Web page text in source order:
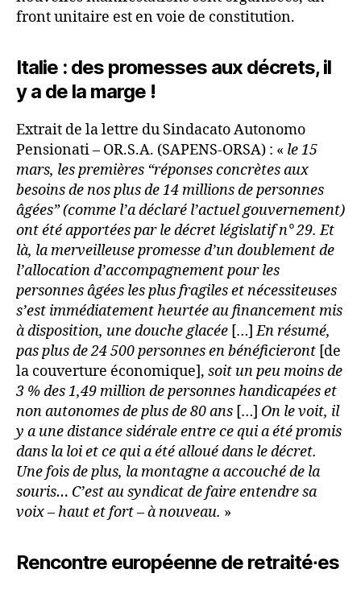
front unitaire est en voie de constitution.
Italie : des promesses aux décrets, il
y a de la marge !
Extrait de la lettre du Sindacato Autonomo
Pensionati – OR.S.A. (SAPENS-ORSA) : « le 15
mars, les premières “réponses concrètes aux
besoins de nos plus de 14 millions de personnes
âgées” (comme l’a déclaré l’actuel gouvernement)
ont été apportées par le décret législatif n° 29. Et
là, la merveilleuse promesse d’un doublement de
l’allocation d’accompagnement pour les
personnes âgées les plus fragiles et nécessiteuses
s’est immédiatement heurtée au financement mis
à disposition, une douche glacée […]En résumé,
pas plus de 24 500 personnes en bénéficieront [de
la couverture économique], soit un peu moins de
3 % des 1,49 million de personnes handicapées et
non autonomes de plus de 80 ans […] On le voit, il
y a une distance sidérale entre ce qui a été promis
dans la loi et ce qui a été alloué dans le décret.
Une fois de plus, la montagne a accouché de la
souris… C’est au syndicat de faire entendre sa
voix – haut et fort – à nouveau. »
Rencontre européenne de retraité∙es